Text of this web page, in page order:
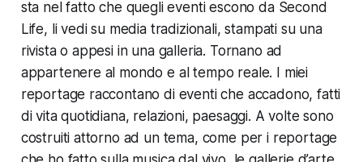
sta nel fatto che quegli eventi escono da Second
Life, li vedi su media tradizionali, stampati su una
rivista o appesi in una galleria. Tornano ad
appartenere al mondo e al tempo reale. I miei
reportage raccontano di eventi che accadono, fatti
di vita quotidiana, relazioni, paesaggi. A volte sono
costruiti attorno ad un tema, come per i reportage